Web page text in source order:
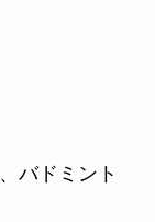
バドミント